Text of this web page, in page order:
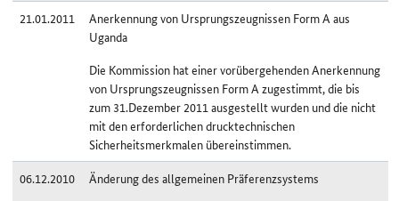
21.01.2011
Anerkennung von Ursprungszeugnissen Form A aus
Uganda
Die Kommission hat einer vorübergehenden Anerkennung
von Ursprungszeugnissen Form A zugestimmt, die bis
zum 31.Dezember 2011 ausgestellt wurden und die nicht
mit den erforderlichen drucktechnischen
Sicherheitsmerkmalen übereinstimmen.
06.12.2010
Änderung des allgemeinen Präferenzsystems